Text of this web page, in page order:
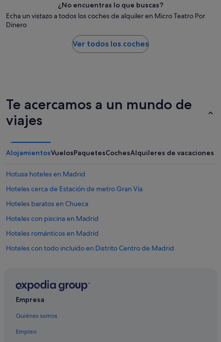
¿No encuentras lo que buscas?
Echa un vistazo a todos los coches de alquiler en Micro Teatro Por
Dinero
Ver todos los coches
Te acercamos a un mundo de
viajes
AlojamientosVuelosPaquetesCochesAlquileres de vacaciones
Hotusa hoteles en Madrid
Hoteles cerca de Estación de metro Gran Vía
Hoteles baratos en Chueca
Hoteles con piscina en Madrid
Hoteles románticos en Madrid
Hoteles con todo incluido en Distrito Centro de Madrid
Apartoteles en Madrid
Hoteles cerca de Plaza del Carmen
Empresa
Quiénes somos
Empleo